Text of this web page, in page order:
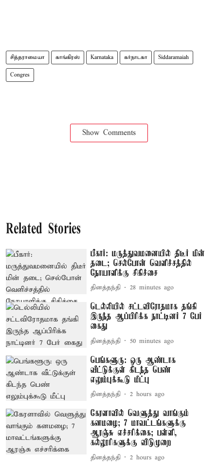
சித்தராமையா காங்கிரஸ் Karnataka கர்நாடகா Siddaramaiah
Congres
Show Comments
Related Stories
பீகார்: மருத்துவமனையில் திடீர் மின்
தடை; செல்போன் வெளிச்சத்தில்
நோயாளிக்கு சிகிச்சை
தினத்தந்தி 28 minutes ago
டெல்லியில் சட்டவிரோதமாக தங்கி
இருந்த ஆப்பிரிக்க நாட்டினர் 7 பேர்
கைது
தினத்தந்தி 50 minutes ago
பெங்களூரு: ஒரு ஆண்டாக
வீட்டுக்குள் கிடந்த பெண்
எலும்புக்கூடு மீட்பு
தினத்தந்தி 2 hours ago
கேரளாவில் வெளுத்து வாங்கும்
கனமழை; 7 மாவட்டங்களுக்கு
ஆரஞ்சு எச்சரிக்கை; பள்ளி,
கல்லூரிகளுக்கு விடுமுறை
தினத்தந்தி 2 hours ago